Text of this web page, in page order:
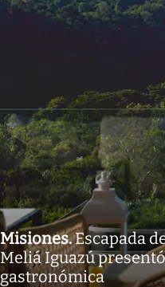
Misiones.Escapada
Meliá Iguazú
gastronómica